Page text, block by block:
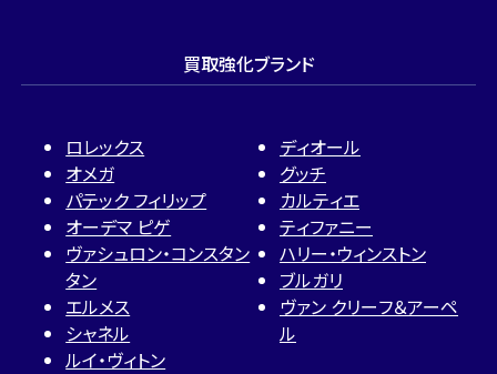
買取強化ブランド
ロレックス
オメガ
パテック フィリップ
オーデマ ピゲ
ヴァシュロン・コンスタン
タン
エルメス
シャネル
ルイ・ヴィトン
ディオール
グッチ
カルティエ
ティファニー
ハリー・ウィンストン
ブルガリ
ヴァン クリーフ＆アーペ
ル